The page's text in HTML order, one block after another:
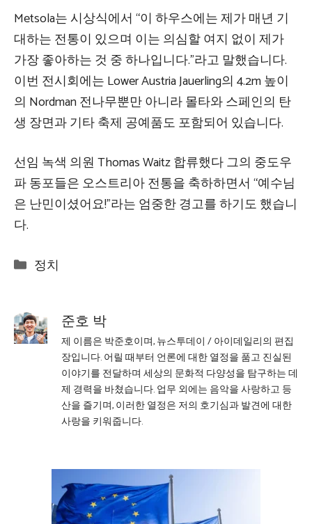
Metsola는 시상식에서 “이 하우스에는 제가 매년 기
대하는 전통이 있으며 이는 의심할 여지 없이 제가
가장 좋아하는 것 중 하나입니다.”라고 말했습니다.
이번 전시회에는 Lower Austria Jauerling의 4.2m 높이
의 Nordman 전나무뿐만 아니라 몰타와 스페인의 탄
생 장면과 기타 축제 공예품도 포함되어 있습니다.
선임 녹색 의원 Thomas Waitz합류했다그의 중도우
파 동포들은 오스트리아 전통을 축하하면서 “예수님
은 난민이셨어요!”라는 엄중한 경고를 하기도 했습니
다.
Categories
정치
준호 박
제 이름은 박준호이며, 뉴스투데이 / 아이데일리의 편집
장입니다. 어릴 때부터 언론에 대한 열정을 품고 진실된
이야기를 전달하며 세상의 문화적 다양성을 탐구하는 데
제 경력을 바쳤습니다. 업무 외에는 음악을 사랑하고 등
산을 즐기며, 이러한 열정은 저의 호기심과 발견에 대한
사랑을 키워줍니다.